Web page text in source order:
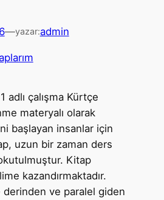
—yazar:admin
adlı çalışma Kürtçe
materyalı olarak
başlayan insanlar için
uzun bir zaman ders
Kitap
kazandırmaktadır.
derinden ve paralel giden